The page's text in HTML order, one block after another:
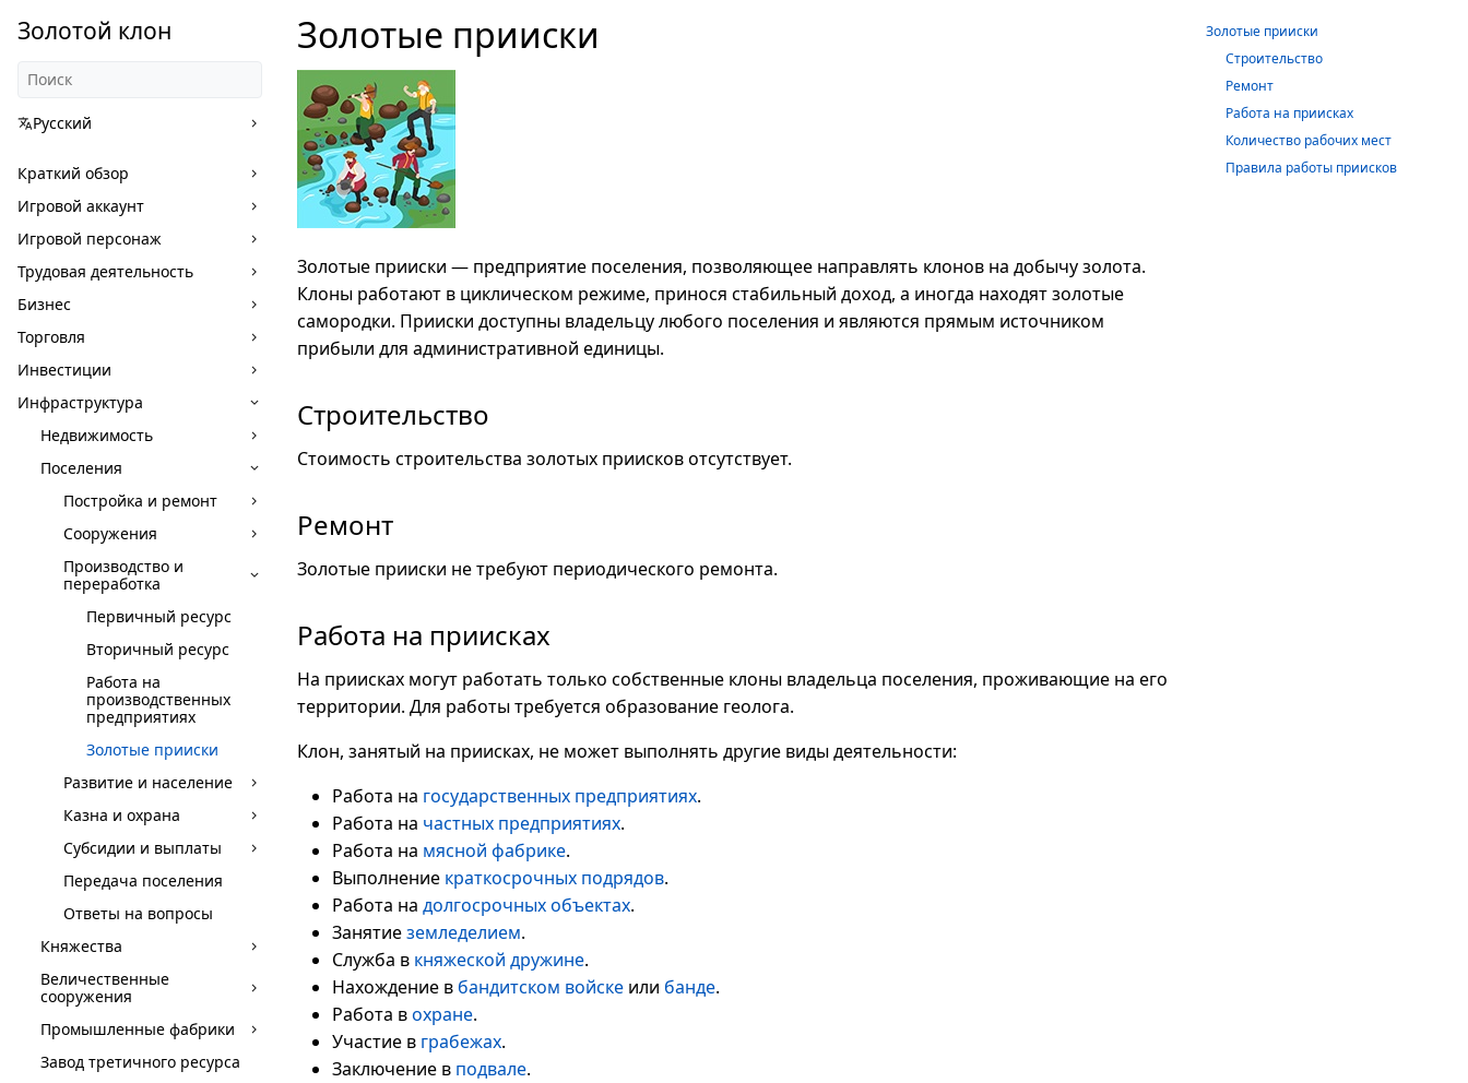
Золотой клон
Русский
Краткий обзор
Игровой аккаунт
Игровой персонаж
Трудовая деятельность
Бизнес
Торговля
Инвестиции
Инфраструктура
Недвижимость
Поселения
Постройка и ремонт
Сооружения
Производство и
переработка
Первичный ресурс
Вторичный ресурс
Работа на
производственных
предприятиях
Золотые прииски
Развитие и население
Казна и охрана
Субсидии и выплаты
Передача поселения
Ответы на вопросы
Княжества
Величественные
сооружения
Промышленные фабрики
Завод третичного ресурса
Золотые прииски
Золотые прииски — предприятие поселения, позволяющее направлять клонов на добычу золота.
Клоны работают в циклическом режиме, принося стабильный доход, а иногда находят золотые
самородки. Прииски доступны владельцу любого поселения и являются прямым источником
прибыли для административной единицы.
Строительство
Стоимость строительства золотых приисков отсутствует.
Ремонт
Золотые прииски не требуют периодического ремонта.
Работа на приисках
На приисках могут работать только собственные клоны владельца поселения, проживающие на его
территории. Для работы требуется образование геолога.
Клон, занятый на приисках, не может выполнять другие виды деятельности:
Работа на государственных предприятиях.
Работа на частных предприятиях.
Работа на мясной фабрике.
Выполнение краткосрочных подрядов.
Работа на долгосрочных объектах.
Занятиеземледелием.
Служба в княжеской дружине.
Нахождение в бандитском войске или банде.
Работа вохране.
Участие в грабежах.
Заключение в подвале.
Золотые прииски
Строительство
Ремонт
Работа на приисках
Количество рабочих мест
Правила работы приисков